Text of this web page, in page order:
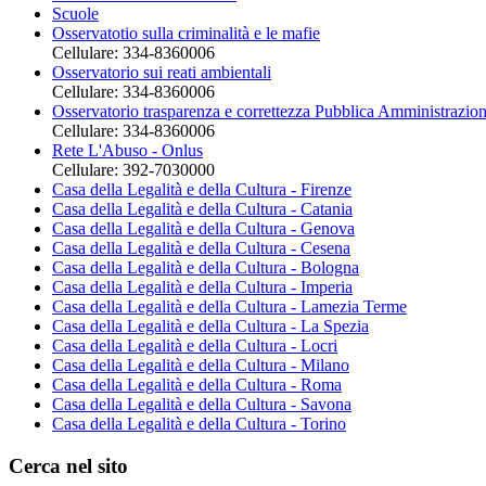
Scuole
Osservatotio sulla criminalità e le mafie
Cellulare: 334-8360006
Osservatorio sui reati ambientali
Cellulare: 334-8360006
Osservatorio trasparenza e correttezza Pubblica
Cellulare: 334-8360006
Rete L'Abuso - Onlus
Cellulare: 392-7030000
Casa della Legalità e della Cultura - Firenze
Casa della Legalità e della Cultura - Catania
Casa della Legalità e della Cultura - Genova
Casa della Legalità e della Cultura - Cesena
Casa della Legalità e della Cultura - Bologna
Casa della Legalità e della Cultura - Imperia
Casa della Legalità e della Cultura - Lamezia Terme
Casa della Legalità e della Cultura - La Spezia
Casa della Legalità e della Cultura - Locri
Casa della Legalità e della Cultura - Milano
Casa della Legalità e della Cultura - Roma
Casa della Legalità e della Cultura - Savona
Casa della Legalità e della Cultura - Torino
Cerca nel sito